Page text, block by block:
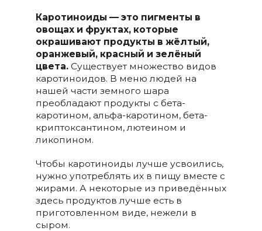
Каротиноиды — это пигменты в
овощах и фруктах, которые
окрашивают продукты в жёлтый,
оранжевый, красный и зелёный
цвета.Существует множество видов
каротиноидов. В меню людей на
нашей части земного шара
преобладают продукты с бета-
каротином, альфа-каротином, бета-
криптоксантином, лютеином и
ликопином.
Чтобы каротиноиды лучше усвоились,
нужно употреблять их в пищу вместе с
жирами. А некоторые из приведённых
здесь продуктов лучше есть в
приготовленном виде, нежели в
сыром.